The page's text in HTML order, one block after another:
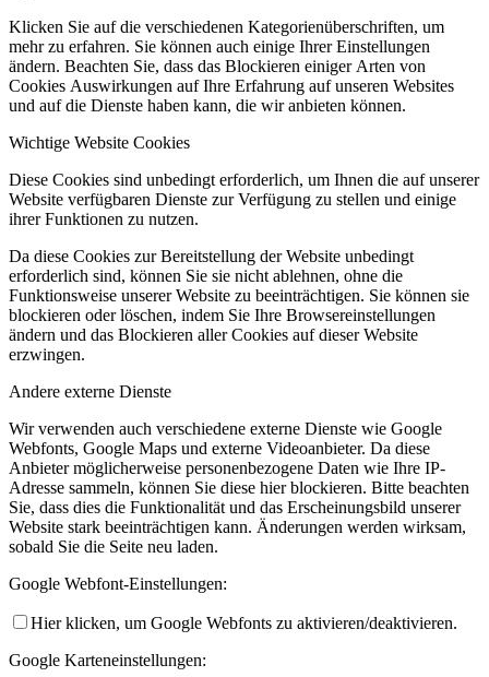
Klicken Sie auf die verschiedenen Kategorienüberschriften, um
mehr zu erfahren. Sie können auch einige Ihrer Einstellungen
ändern. Beachten Sie, dass das Blockieren einiger Arten von
Cookies Auswirkungen auf Ihre Erfahrung auf unseren Websites
und auf die Dienste haben kann, die wir anbieten können.
Wichtige Website Cookies
Diese Cookies sind unbedingt erforderlich, um Ihnen die auf unserer
Website verfügbaren Dienste zur Verfügung zu stellen und einige
ihrer Funktionen zu nutzen.
Da diese Cookies zur Bereitstellung der Website unbedingt
erforderlich sind, können Sie sie nicht ablehnen, ohne die
Funktionsweise unserer Website zu beeinträchtigen. Sie können sie
blockieren oder löschen, indem Sie Ihre Browsereinstellungen
ändern und das Blockieren aller Cookies auf dieser Website
erzwingen.
Andere externe Dienste
Wir verwenden auch verschiedene externe Dienste wie Google
Webfonts, Google Maps und externe Videoanbieter. Da diese
Anbieter möglicherweise personenbezogene Daten wie Ihre IP-
Adresse sammeln, können Sie diese hier blockieren. Bitte beachten
Sie, dass dies die Funktionalität und das Erscheinungsbild unserer
Website stark beeinträchtigen kann. Änderungen werden wirksam,
sobald Sie die Seite neu laden.
Google Webfont-Einstellungen:
Hier klicken, um Google Webfonts zu aktivieren/deaktivieren.
Google Karteneinstellungen: